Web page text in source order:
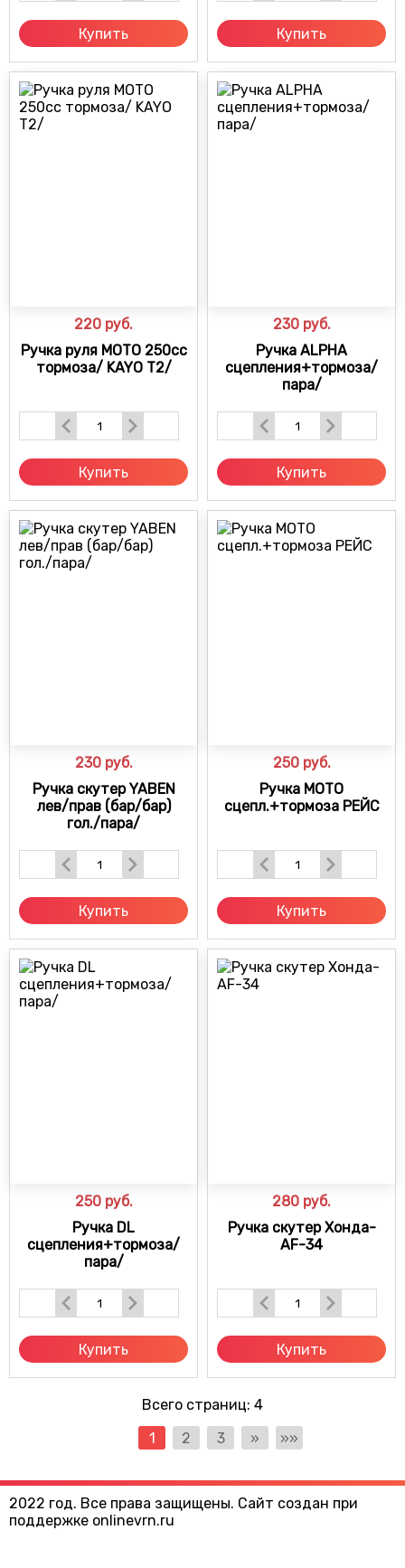
Купить Купить
220 руб.
Ручка руля МОТО 250cc
тормоза/ KAYO T2/
Купить
230 руб.
Ручка ALPHA
сцепления+тормоза/
пара/
Купить
230 руб.
Ручка скутер YABEN
лев/прав (бар/бар)
гол./пара/
Купить
250 руб.
Ручка МОТО
сцепл.+тормоза РЕЙС
Купить
250 руб.
Ручка DL
сцепления+тормоза/
пара/
Купить
280 руб.
Ручка скутер Хонда-
AF-34
Купить
Всего страниц: 4
1
2 3 » »»
2022 год. Все права защищены. Сайт создан при
поддержке onlinevrn.ru